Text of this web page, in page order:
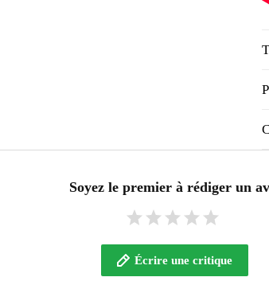
Soyez le premier à rédiger un
Écrire une critique